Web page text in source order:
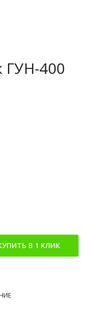
ГУН-400